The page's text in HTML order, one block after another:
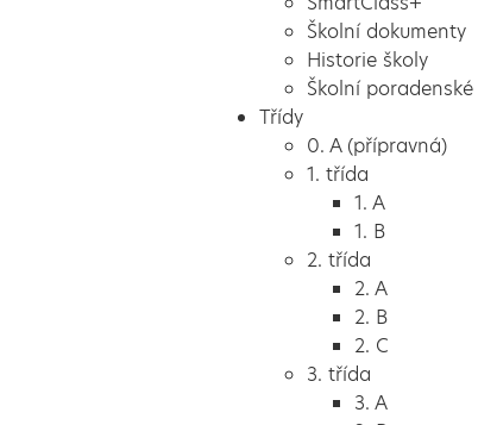
Školní dokumenty
Historie školy
Školní
Třídy
0. A (přípravná)
1. třída
1. A
1. B
2. třída
2. A
2. B
2. C
3. třída
3. A